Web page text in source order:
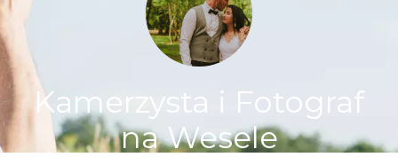
Kamerzysta i Fotograf
na Wesele